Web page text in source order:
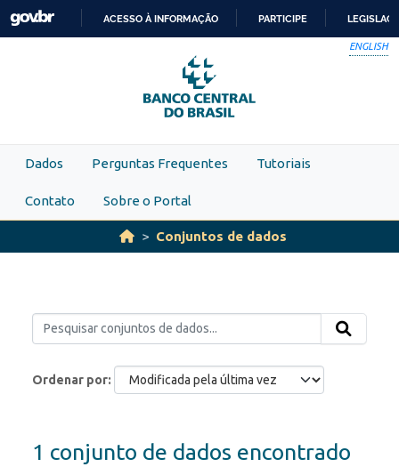
Skip to main content
PARA
O
CONTEÚDO
ACESSO À INFORMAÇÃO PARTICIPE
ENGLISH
Dados Perguntas Frequentes Tutoriais
Contato Sobre o Portal
Conjuntos de dados
Ordenar por
1 conjunto de dados encontrado